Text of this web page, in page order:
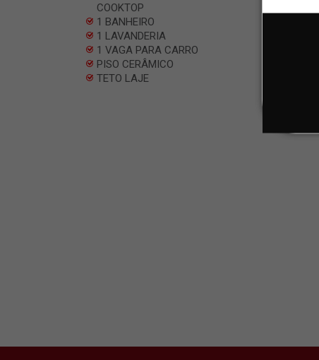
COOKTOP
1 BANHEIRO
1 LAVANDERIA
1 VAGA PARA CARRO
PISO CERÂMICO
TETO LAJE